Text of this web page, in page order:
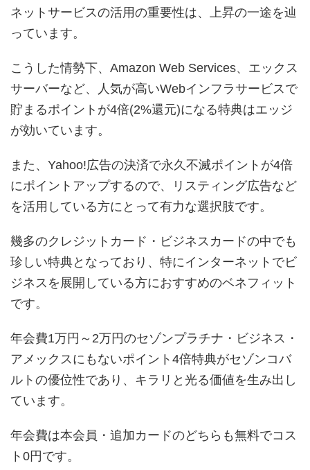
ネットサービスの活用の重要性は、上昇の一途を辿
っています。
こうした情勢下、Amazon Web Services、エックス
サーバーなど、人気が高いWebインフラサービスで
貯まるポイントが4倍(2%還元)になる特典はエッジ
が効いています。
また、Yahoo!広告の決済で永久不滅ポイントが4倍
にポイントアップするので、リスティング広告など
を活用している方にとって有力な選択肢です。
幾多のクレジットカード・ビジネスカードの中でも
珍しい特典となっており、特にインターネットでビ
ジネスを展開している方におすすめのベネフィット
です。
年会費1万円～2万円のセゾンプラチナ・ビジネス・
アメックスにもないポイント4倍特典がセゾンコバ
ルトの優位性であり、キラリと光る価値を生み出し
ています。
年会費は本会員・追加カードのどちらも無料でコス
ト0円です。